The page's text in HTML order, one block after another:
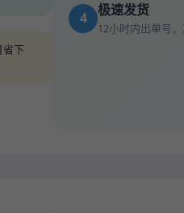
省下
4 极速发货
12小时内出单号